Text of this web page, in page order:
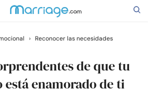
›
Reconocer las necesidades
de que tu
enamorado de ti